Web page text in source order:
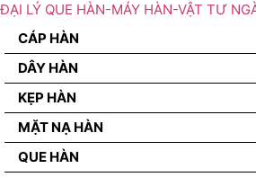
ĐẠI LÝ QUE HÀN-MÁY HÀN-VẬT TƯ
CÁP HÀN
DÂY HÀN
KẸP HÀN
MẶT NẠ HÀN
QUE HÀN